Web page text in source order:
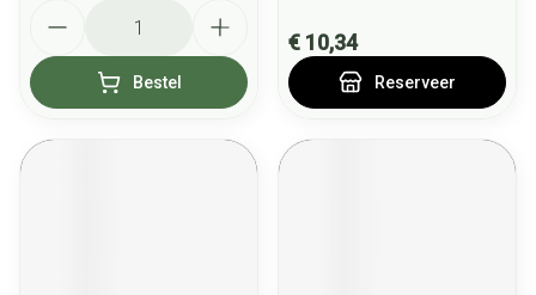
Bestel
€ 10,34
Reserveer